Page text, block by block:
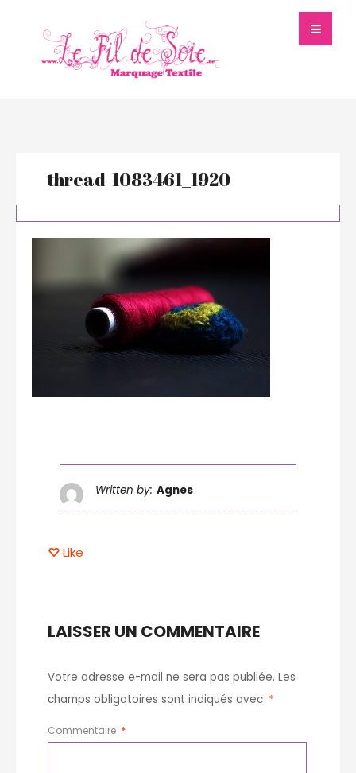
thread-1083461_1920
Written by: Agnes
Like
LAISSER UN COMMENTAIRE
Votre adresse e-mail ne sera pas publiée. Les
champs obligatoires sont indiqués avec *
Commentaire *